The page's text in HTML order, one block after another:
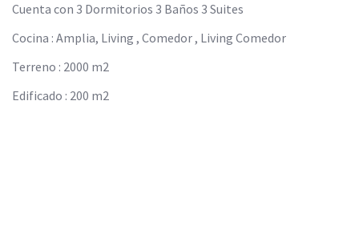
Cuenta con 3 Dormitorios 3 Baños 3 Suites
Cocina : Amplia, Living , Comedor , Living Comedor
Terreno : 2000 m2
Edificado : 200 m2